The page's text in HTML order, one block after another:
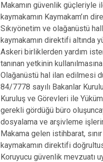
Makamın güvenlik güçleriyle
kaymakamın Kaymakam’ın
Sıkıyönetim ve olağanüstü
kaymakamın direktifi altında
Askeri birliklerden yardım
tanınan yetkinin
Olağanüstü hal ilan edilmesi
84/7778 sayılı Bakanlar
Kuruluş ve Görevleri ile
gerekli gördüğü büro
dosyalama ve arşivleme
Makama gelen istihbarat,
kaymakamın direktifi
Koruyucu güvenlik mevzuatı